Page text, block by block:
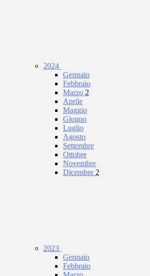
2024
Gennaio
Febbraio
Marzo 2
Aprile
Maggio
Giugno
Luglio
Agosto
Settembre
Ottobre
Novembre
Dicembre 2
2023
Gennaio
Febbraio